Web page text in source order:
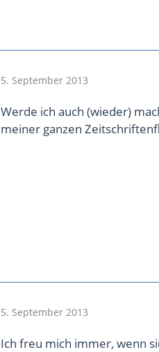
5. September 2013
Werde ich auch (wieder)
meiner ganzen
5. September 2013
Ich freu mich immer, wenn